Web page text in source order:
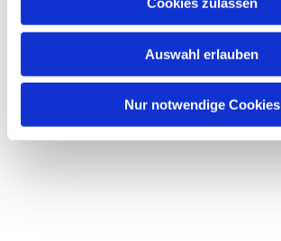
Auswahl erlauben
Nur notwendige Cookies